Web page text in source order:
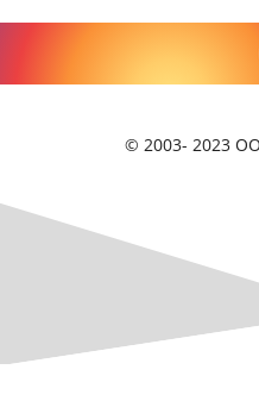
© 2003- 2023